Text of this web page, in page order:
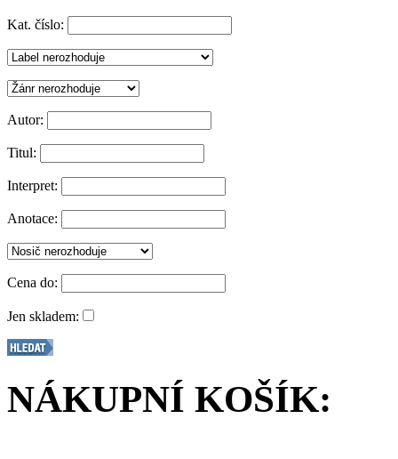
Kat. číslo:
Autor:
Titul:
Interpret:
Anotace:
Cena do:
Jen skladem:
NÁKUPNÍ KOŠÍK: